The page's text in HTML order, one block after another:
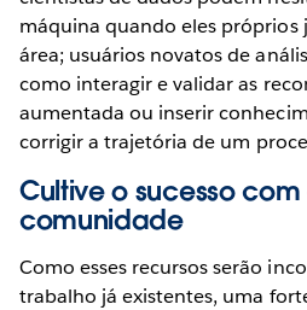
máquina quando eles próprios
área; usuários novatos de
como interagir e validar as
aumentada ou inserir
corrigir a trajetória de um
Cultive o sucesso
comunidade
Como esses recursos serão
trabalho já existentes, uma